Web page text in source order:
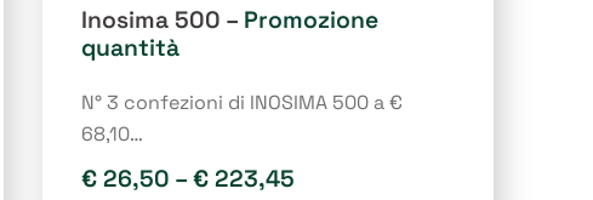
Inosima 500 – Promozione
quantità
N° 3 confezioni di INOSIMA 500 a €
68,10…
€26,50 – €223,45